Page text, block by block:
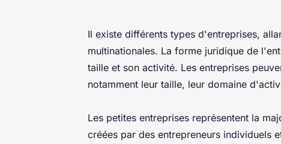
Il existe différents types d'entreprises,
multinationales. La forme juridique de
taille et son activité. Les entreprises
notamment leur taille, leur domaine
Les petites entreprises représentent la
créées par des entrepreneurs individuels